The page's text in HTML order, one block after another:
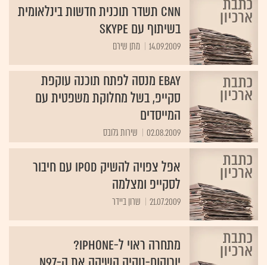
CNN תשדר תוכנית חדשות בינלאומית
בשיתוף עם Skype
14.09.2009 מתן שירם
eBay מנסה לפתח תוכנה עוקפת
סקייפ, בשל מחלוקת משפטית עם
המייסדים
02.08.2009 שירות גלובס‏
אפל צפויה להשיק iPod עם חיבור
לסקייפ ומצלמה
21.07.2009 שרון ביידר
מתחרה ראוי ל-iPhone?